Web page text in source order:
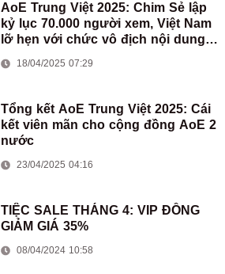
AoE Trung Việt 2025: Chim Sẻ lập
kỷ lục 70.000 người xem, Việt Nam
lỡ hẹn với chức vô địch nội dung
18/04/2025 07:29
Tổng kết AoE Trung Việt 2025: Cái
kết viên mãn cho cộng đồng AoE 2
nước
23/04/2025 04:16
TIỆC SALE THÁNG 4: VIP ĐỒNG
GIẢM GIÁ 35%
08/04/2024 10:58